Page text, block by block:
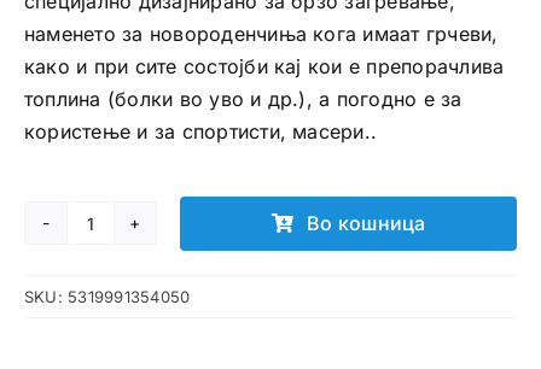
наменето за новороденчиња кога имаат грчеви,
како и при сите состојби кај кои е препорачлива
топлина (болки во уво и др.), а погодно е за
користење и за спортисти, масери..
Килибарно
за
Во кошница
SKU: 5319991354050